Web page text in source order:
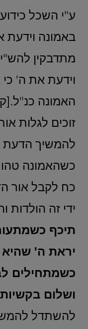
ע"י השכל
באמונה
מתדבקין
וידעת את ה'
האמונה
זוכים לגלות
להמשיך הדעת
כשהאמונה
כח לקבל אור
ידי זה הולדות
תיכף
יראת ה' שהיא
כשמתחילים
ושלום
להשתדל